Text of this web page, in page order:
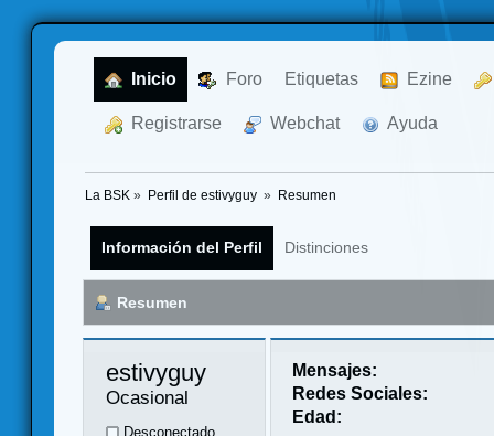
Inicio Foro Etiquetas Ezine
Registrarse Webchat Ayuda
La BSK » Perfil de estivyguy » Resumen
Información del Perfil Distinciones
Resumen
estivyguy
Ocasional
Desconectado
Mensajes:
Redes Sociales:
Edad: